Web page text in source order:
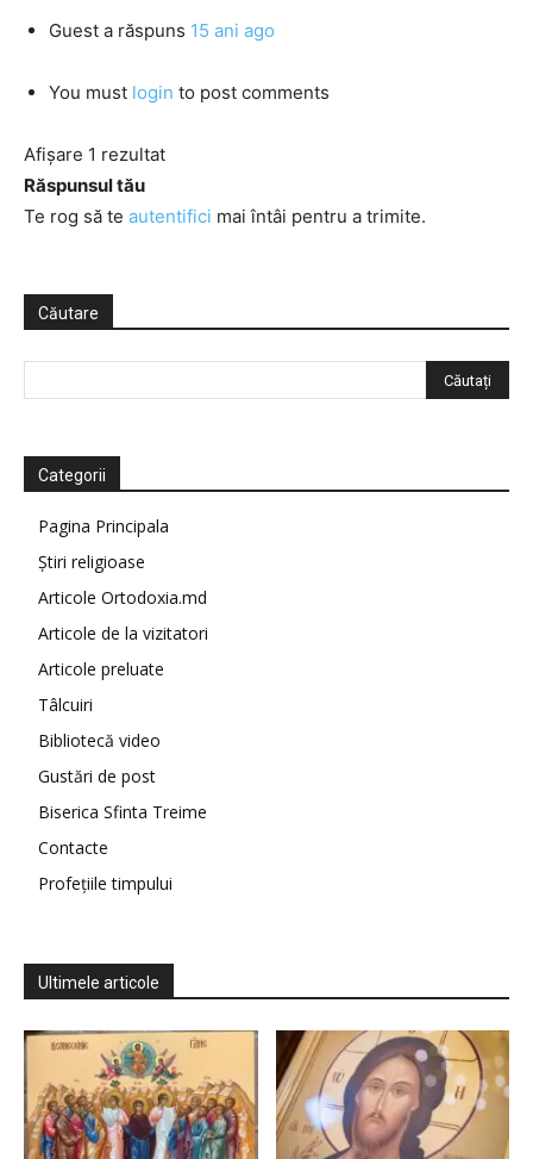
Guest a răspuns 15 ani ago
You must login to post comments
Afișare 1 rezultat
Răspunsul tău
Te rog să te autentifici mai întâi pentru a trimite.
Căutare
Categorii
Pagina Principala
Știri religioase
Articole Ortodoxia.md
Articole de la vizitatori
Articole preluate
Tâlcuiri
Bibliotecă video
Gustări de post
Biserica Sfinta Treime
Contacte
Profețiile timpului
Ultimele articole